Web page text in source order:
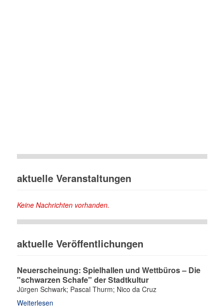
aktuelle Veranstaltungen
Keine Nachrichten vorhanden.
aktuelle Veröffentlichungen
Neuerscheinung: Spielhallen und Wettbüros – Die
"schwarzen Schafe" der Stadtkultur
Jürgen Schwark; Pascal Thurm; Nico da Cruz
Weiterlesen